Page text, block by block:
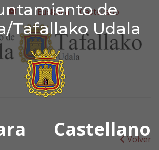
de
Tafallako Udala
Castellano
de
twitter
youtube
Euskara Castellano
Volver